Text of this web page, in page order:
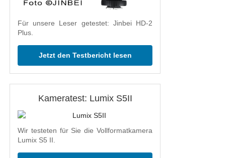
Für unsere Leser getestet: Jinbei HD-2
Plus.
Jetzt den Testbericht lesen
Kameratest: Lumix S5II
Wir testeten für Sie die Vollformatkamera
Lumix S5 II.